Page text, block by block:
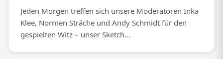
Jeden Morgen treffen sich unsere Moderatoren Inka
Klee, Normen Sträche und Andy Schmidt für den
gespielten Witz – unser Sketch...